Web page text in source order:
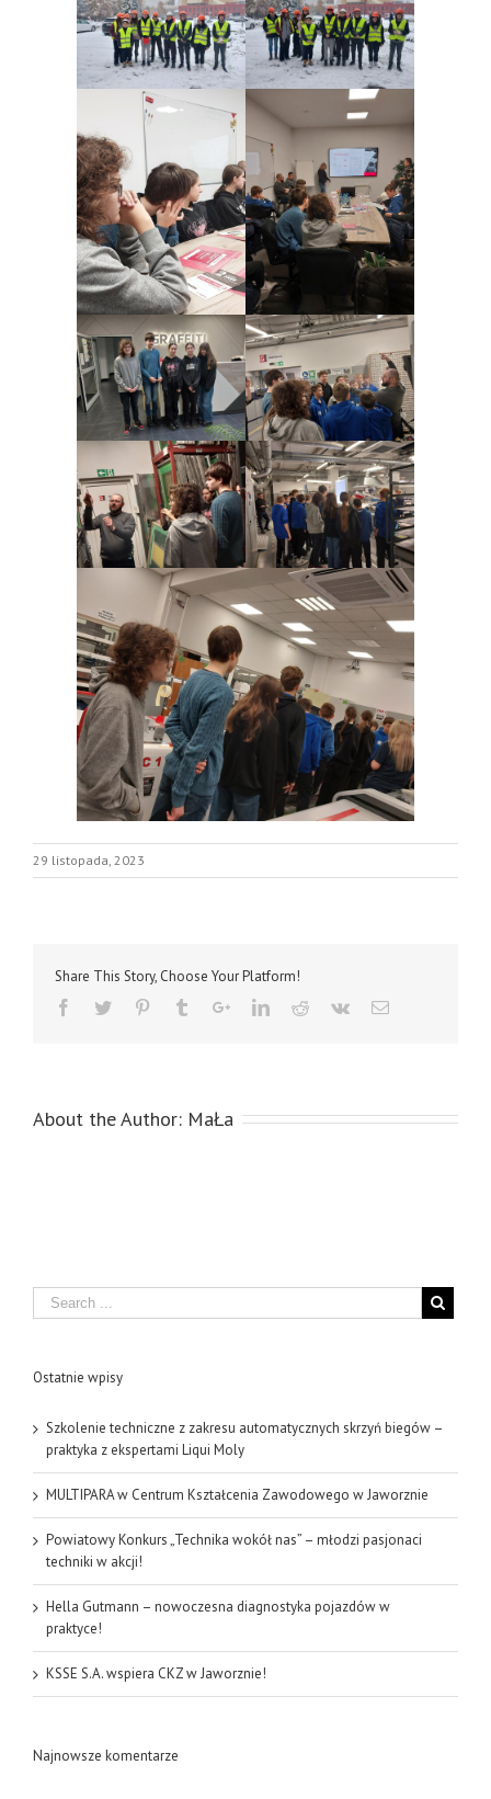
29 listopada, 2023
Share This Story, Choose Your Platform!
About the Author: MaŁa
Search
Ostatnie wpisy
Szkolenie techniczne z zakresu automatycznych skrzyń biegów –
praktyka z ekspertami Liqui Moly
MULTIPARA w Centrum Kształcenia Zawodowego w Jaworznie
Powiatowy Konkurs „Technika wokół nas” – młodzi pasjonaci
techniki w akcji!
Hella Gutmann – nowoczesna diagnostyka pojazdów w
praktyce!
KSSE S.A. wspiera CKZ w Jaworznie!
Najnowsze komentarze